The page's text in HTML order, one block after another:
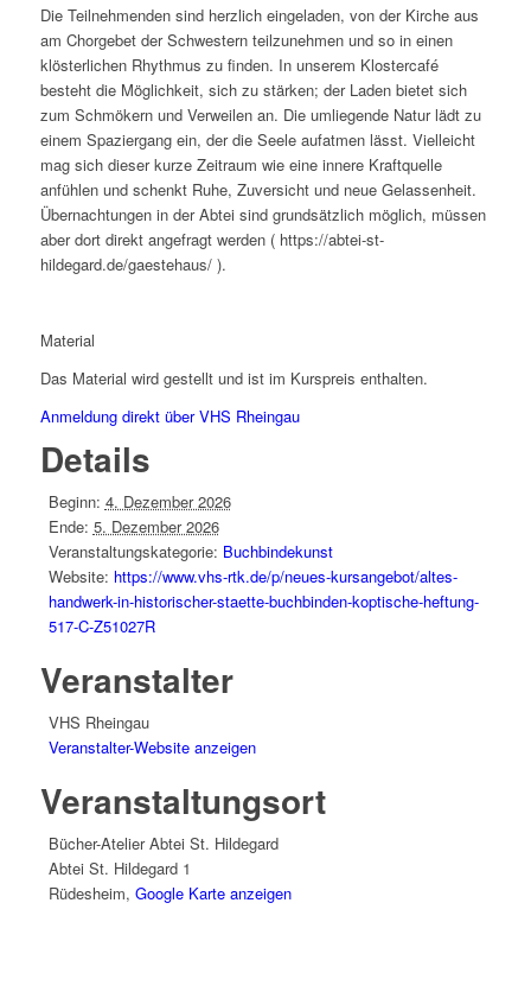
Die Teilnehmenden sind herzlich eingeladen, von der Kirche aus
am Chorgebet der Schwestern teilzunehmen und so in einen
klösterlichen Rhythmus zu finden. In unserem Klostercafé
besteht die Möglichkeit, sich zu stärken; der Laden bietet sich
zum Schmökern und Verweilen an. Die umliegende Natur lädt zu
einem Spaziergang ein, der die Seele aufatmen lässt. Vielleicht
mag sich dieser kurze Zeitraum wie eine innere Kraftquelle
anfühlen und schenkt Ruhe, Zuversicht und neue Gelassenheit.
Übernachtungen in der Abtei sind grundsätzlich möglich, müssen
aber dort direkt angefragt werden ( https://abtei-st-
hildegard.de/gaestehaus/ ).
Material
Das Material wird gestellt und ist im Kurspreis enthalten.
Anmeldung direkt über VHS Rheingau
Details
Beginn: 4. Dezember 2026
Ende: 5. Dezember 2026
Veranstaltungskategorie: Buchbindekunst
Website: https://www.vhs-rtk.de/p/neues-kursangebot/altes-
handwerk-in-historischer-staette-buchbinden-koptische-heftung-
517-C-Z51027R
Veranstalter
VHS Rheingau
Veranstalter-Website anzeigen
Veranstaltungsort
Bücher-Atelier Abtei St. Hildegard
Abtei St. Hildegard 1
Rüdesheim, Google Karte anzeigen